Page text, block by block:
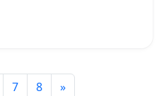
7 8 »